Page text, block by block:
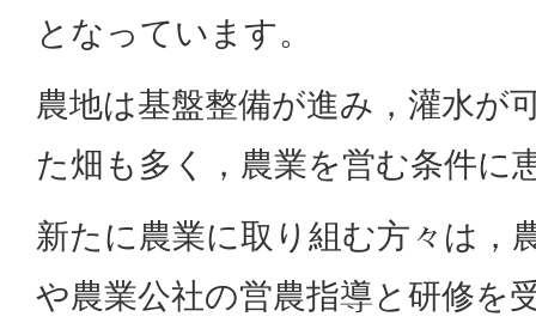
となっています。
農地は基盤整備が進み，灌水が
た畑も多く，農業を営む条件に
新たに農業に取り組む方々は，
や農業公社の営農指導と研修を